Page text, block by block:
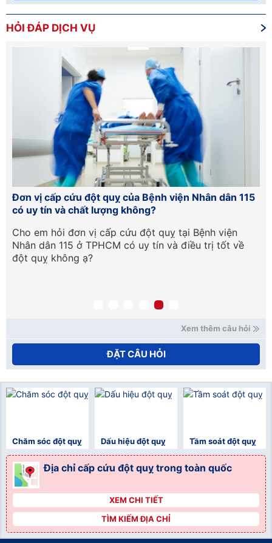
HỎI ĐÁP DỊCH VỤ
Đơn vị cấp cứu đột quỵ của Bệnh viện Nhân dân 115
có uy tín và chất lượng không?
Cho em hỏi đơn vị cấp cứu đột quỵ tại Bệnh viện
Nhân dân 115 ở TPHCM có uy tín và điều trị tốt về
đột quỵ không ạ?
Xem thêm câu hỏi
ĐẶT CÂU HỎI
">
Chăm sóc đột quỵ
">
Dấu hiệu đột quỵ
">
Tầm soát đột quỵ
Địa chỉ cấp cứu đột quỵ trong toàn quốc
XEM CHI TIẾT
TÌM KIẾM ĐỊA CHỈ